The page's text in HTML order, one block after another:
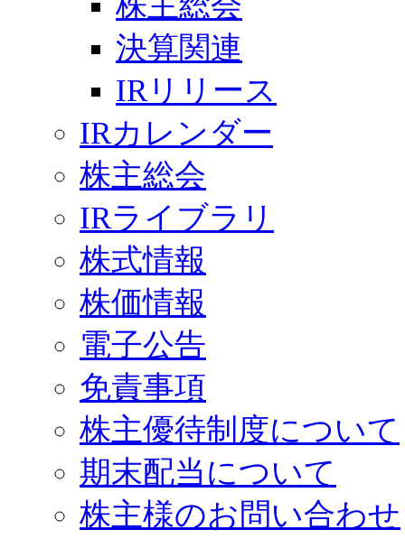
決算関連
IRリリース
IRカレンダー
株主総会
IRライブラリ
株式情報
株価情報
電子公告
免責事項
株主優待制度について
期末配当について
株主様のお問い合わせ